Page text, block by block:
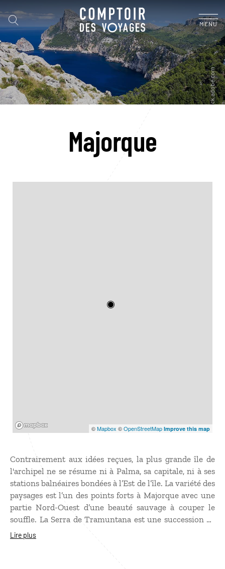
MENU
Majorque
©Mapbox ©OpenStreetMap Improve this map
Contrairement aux idées reçues, la plus grande île de
l'archipel ne se résume ni à Palma, sa capitale, ni à ses
stations balnéaires bondées à l’Est de l’île. La variété des
paysages est l’un des points forts à Majorque avec une
partie Nord-Ouest d’une beauté sauvage à couper le
souffle. La Serra de Tramuntana est une succession de
montagnes escarpées, se terminant par une pointe
Lire plus